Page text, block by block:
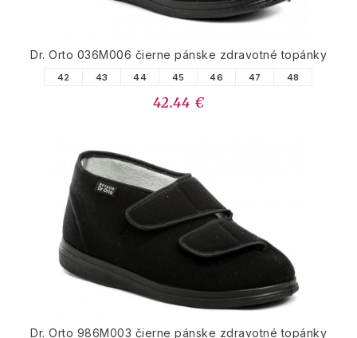
Dr. Orto 036M006 čierne pánske zdravotné topánky
42 43 44 45 46 47 48
42.44 €
Dr. Orto 986M003 čierne pánske zdravotné topánky